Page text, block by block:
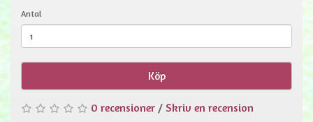
Antal
Köp
0 recensioner / Skriv en recension